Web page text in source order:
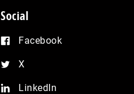
Social
Facebook
X
LinkedIn